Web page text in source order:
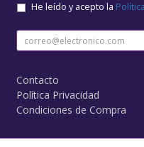
He leído y acepto la
Contacto
Política Privacidad
Condiciones de Compra